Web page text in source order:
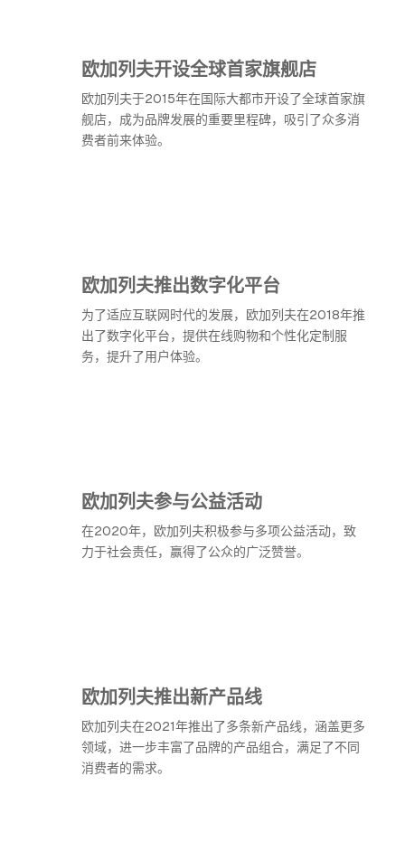
欧加列夫开设全球首家旗舰店
欧加列夫于2015年在国际大都市开设了全球首家旗
舰店，成为品牌发展的重要里程碑，吸引了众多消
费者前来体验。
欧加列夫推出数字化平台
为了适应互联网时代的发展，欧加列夫在2018年推
出了数字化平台，提供在线购物和个性化定制服
务，提升了用户体验。
欧加列夫参与公益活动
在2020年，欧加列夫积极参与多项公益活动，致
力于社会责任，赢得了公众的广泛赞誉。
欧加列夫推出新产品线
欧加列夫在2021年推出了多条新产品线，涵盖更多
领域，进一步丰富了品牌的产品组合，满足了不同
消费者的需求。